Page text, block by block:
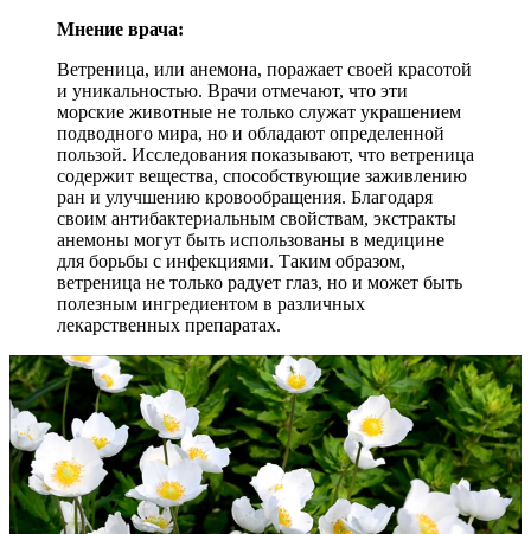
Мнение врача:
Ветреница, или анемона, поражает своей красотой
и уникальностью. Врачи отмечают, что эти
морские животные не только служат украшением
подводного мира, но и обладают определенной
пользой. Исследования показывают, что ветреница
содержит вещества, способствующие заживлению
ран и улучшению кровообращения. Благодаря
своим антибактериальным свойствам, экстракты
анемоны могут быть использованы в медицине
для борьбы с инфекциями. Таким образом,
ветреница не только радует глаз, но и может быть
полезным ингредиентом в различных
лекарственных препаратах.